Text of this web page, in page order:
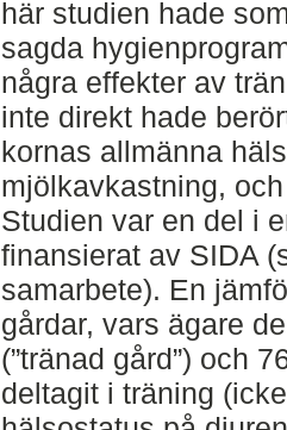
här studien hade
sagda
några effekter av
inte direkt hade
kornas allmänna
mjölkavkastning,
Studien var en del i
finansierat av SIDA
samarbete). En
gårdar, vars ägare
(”tränad gård”) och
deltagit i träning